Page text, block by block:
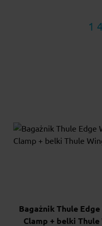
1
Bagażnik Thule
Clamp + belki